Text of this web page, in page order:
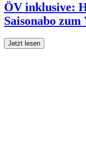
ÖV inklusive:
Saisonabo
Jetzt lesen